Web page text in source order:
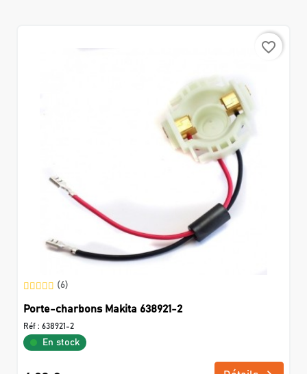
favorite_border
(6)
Porte-charbons Makita 638921-2
Réf : 638921-2
En stock